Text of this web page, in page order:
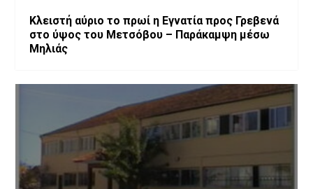
Κλειστή αύριο το πρωί η Εγνατία προς Γρεβενά
στο ύψος του Μετσόβου – Παράκαμψη μέσω
Μηλιάς